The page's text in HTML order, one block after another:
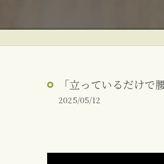
反り腰・姿勢改善
「立っているだけで
2025/05/12